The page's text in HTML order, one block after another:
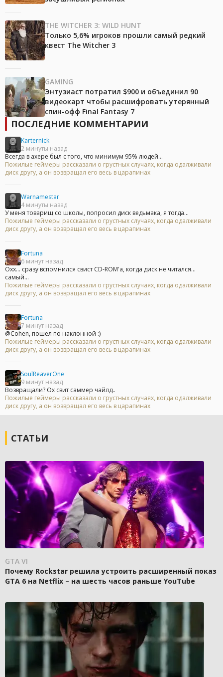
THE WITCHER 3: WILD HUNT
Только 5,6% игроков прошли самый редкий
квест The Witcher 3
GAMING
Энтузиаст потратил $900 и объединил 90
видеокарт чтобы расшифровать утерянный
спин-офф Final Fantasy 7
ПОСЛЕДНИЕ КОММЕНТАРИИ
Karternick
2 минуты назад
Всегда в ахере был с того, что минимум 95% людей...
Пожилые геймеры рассказали о грустных случаях, когда одалживали
диск другу, а он возвращал его весь в царапинах
Warnamestar
4 минуты назад
У меня товарищ со школы, попросил диск ведьмака, я тогда...
Пожилые геймеры рассказали о грустных случаях, когда одалживали
диск другу, а он возвращал его весь в царапинах
Fortuna
6 минут назад
Охх... сразу вспомнился свист CD-ROM'а, когда диск не читался...
самый...
Пожилые геймеры рассказали о грустных случаях, когда одалживали
диск другу, а он возвращал его весь в царапинах
Fortuna
7 минут назад
@Cohen, пошел по наклонной :)
Пожилые геймеры рассказали о грустных случаях, когда одалживали
диск другу, а он возвращал его весь в царапинах
SoulReaverOne
9 минут назад
Возвращали? Ох свит саммер чайлд..
Пожилые геймеры рассказали о грустных случаях, когда одалживали
диск другу, а он возвращал его весь в царапинах
СТАТЬИ
GTA VI
Почему Rockstar решила устроить расширенный показ
GTA 6 на Netflix – на шесть часов раньше YouTube